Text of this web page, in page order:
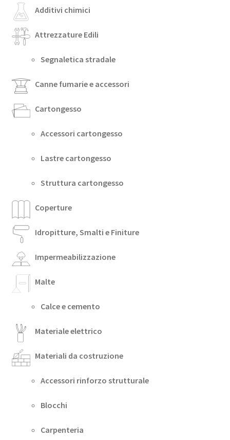
Additivi chimici
Attrezzature Edili
Segnaletica stradale
Canne fumarie e accessori
Cartongesso
Accessori cartongesso
Lastre cartongesso
Struttura cartongesso
Coperture
Idropitture, Smalti e Finiture
Impermeabilizzazione
Malte
Calce e cemento
Materiale elettrico
Materiali da costruzione
Accessori rinforzo strutturale
Blocchi
Carpenteria